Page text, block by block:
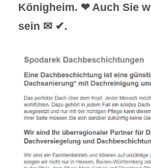
Königheim. ❤ Auch Sie
sein ✉ ✔.